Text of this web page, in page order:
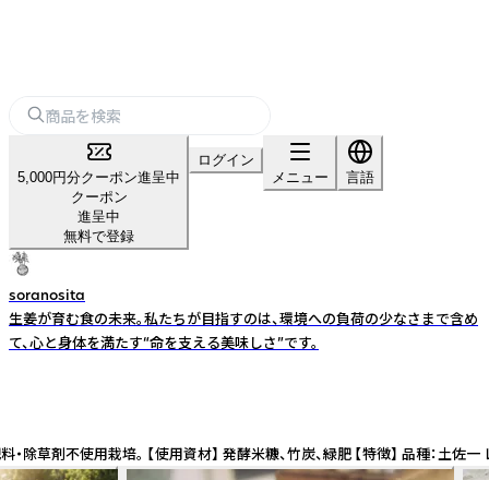
5,000円分クーポン進呈中
クーポン
進呈中
無料で登録
ログイン
メニュー
言語
soranosita
生姜が育む食の未来。私たちが目指すのは、環境への負荷の少なさまで含め
て、心と身体を満たす“命を支える美味しさ”です。
草剤不使用栽培。 【使用資材】 発酵米糠、竹炭、緑肥 【特徴】 品